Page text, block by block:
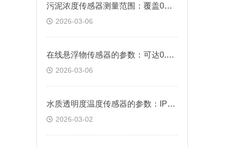
污泥浓度传感器测量范围：覆盖0～20.000g/L，支持连续在线监测
2026-03-06
在线悬浮物传感器的参数：可达0.01 mg/L，满足微小浓度变化的精准捕捉需求
2026-03-06
水质透明度温度传感器的参数：IP68防护等级，满足野外长期部署需求
2026-03-02